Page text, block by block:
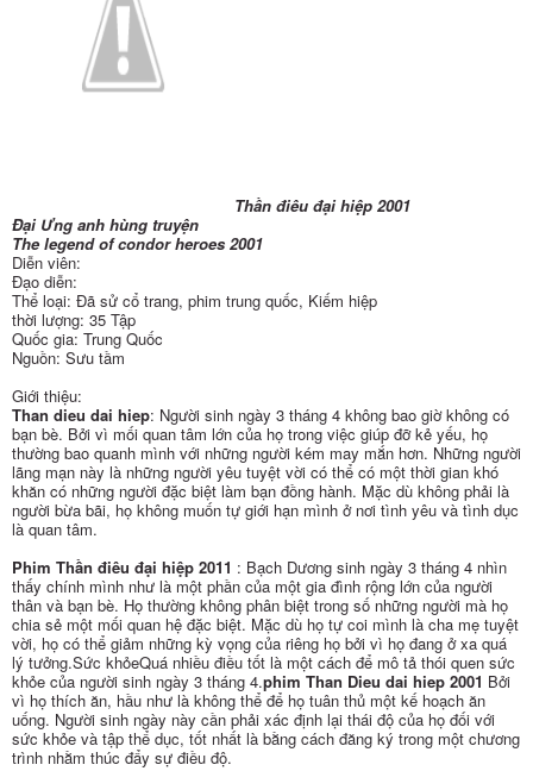
Thần điêu đại hiệp 2001
Đại Ưng anh hùng truyện
The legend of condor heroes 2001
Diễn viên:
Đạo diễn:
Thể loại: Đã sử cổ trang, phim trung quốc, Kiếm hiệp
thời lượng: 35 Tập
Quốc gia: Trung Quốc
Nguồn: Sưu tầm
Giới thiệu:
Than dieu dai hiep: Người sinh ngày 3 tháng 4 không bao giờ không có
bạn bè. Bởi vì mối quan tâm lớn của họ trong việc giúp đỡ kẻ yếu, họ
thường bao quanh mình với những người kém may mắn hơn. Những người
lãng mạn này là những người yêu tuyệt vời có thể có một thời gian khó
khăn có những người đặc biệt làm bạn đồng hành. Mặc dù không phải là
người bừa bãi, họ không muốn tự giới hạn mình ở nơi tình yêu và tình dục
là quan tâm.
Phim Thần điêu đại hiệp 2011 : Bạch Dương sinh ngày 3 tháng 4 nhìn
thấy chính mình như là một phần của một gia đình rộng lớn của người
thân và bạn bè. Họ thường không phân biệt trong số những người mà họ
chia sẻ một mối quan hệ đặc biệt. Mặc dù họ tự coi mình là cha mẹ tuyệt
vời, họ có thể giảm những kỳ vọng của riêng họ bởi vì họ đang ở xa quá
lý tưởng.Sức khỏeQuá nhiều điều tốt là một cách để mô tả thói quen sức
khỏe của người sinh ngày 3 tháng 4.phim Than Dieu dai hiep 2001 Bởi
vì họ thích ăn, hầu như là không thể để họ tuân thủ một kế hoạch ăn
uống. Người sinh ngày này cần phải xác định lại thái độ của họ đối với
sức khỏe và tập thể dục, tốt nhất là bằng cách đăng ký trong một chương
trình nhằm thúc đẩy sự điều độ.